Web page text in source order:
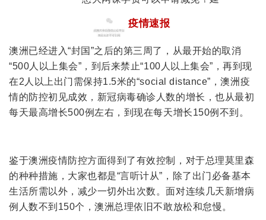
期入学还能再减2000刀！
点击上方蓝色字体 ，关注我们
疫情速报
澳洲已经进入“封国”之后的第三周了，从最开始的取消
“500人以上集会”，到后来禁止“100人以上集会”，再到现
在2人以上出门需保持1.5米的“social distance”，澳洲疫
情的防控初见成效，新冠病毒确诊人数的增长，也从最初
每天最高增长500例左右，到现在每天增长150例不到。
鉴于澳洲疫情防控方面得到了有效控制，对于总理莫里森
的种种措施，大家也都是“言听计从”，除了出门必备基本
生活所需以外，减少一切外出次数。面对连续几天新增病
例人数不到150个，澳洲总理依旧不敢放松和怠慢。